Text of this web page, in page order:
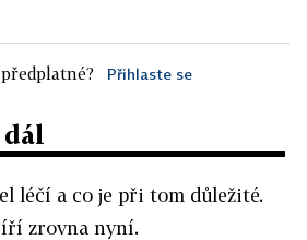
Přihlaste se
dál
léčí a co je při tom důležité.
zrovna nyní.